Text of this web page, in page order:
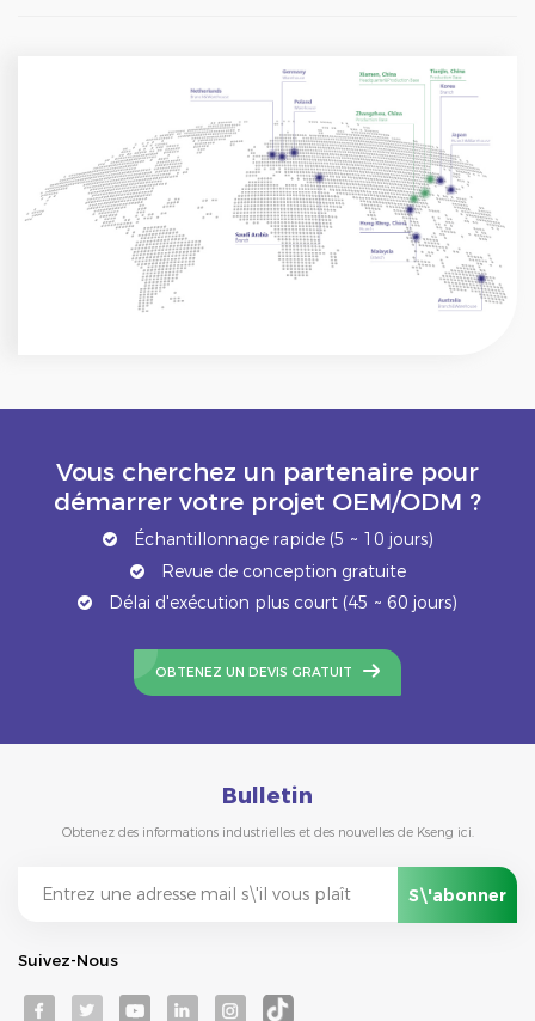
Vous cherchez un partenaire pour
démarrer votre projet OEM/ODM ?
Échantillonnage rapide (5 ~ 10 jours)
Revue de conception gratuite
Délai d'exécution plus court (45 ~ 60 jours)
OBTENEZ UN DEVIS GRATUIT
Bulletin
Obtenez des informations industrielles et des nouvelles de Kseng ici.
Suivez-Nous